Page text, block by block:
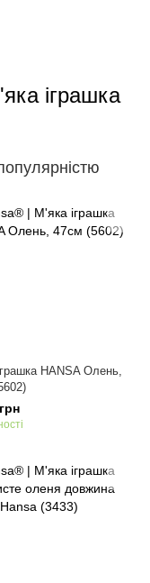
іграшка
HANSA Олень,